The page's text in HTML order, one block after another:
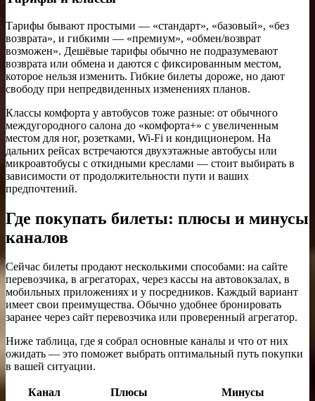
Тарифы бывают простыми — «стандарт», «базовый», «без
возврата», и гибкими — «премиум», «обмен/возврат
возможен». Дешёвые тарифы обычно не подразумевают
возврата или обмена и даются с фиксированным местом,
которое нельзя изменить. Гибкие билеты дорожe, но дают
свободу при непредвиденных изменениях планов.
Классы комфорта у автобусов тоже разные: от обычного
междугородного салона до «комфорта+» с увеличенным
местом для ног, розетками, Wi-Fi и кондиционером. На
дальних рейсах встречаются двухэтажные автобусы или
микроавтобусы с откидными креслами — стоит выбирать в
зависимости от продолжительности пути и ваших
предпочтений.
Где покупать билеты: плюсы и минусы
каналов
Сейчас билеты продают несколькими способами: на сайте
перевозчика, в агрегаторах, через кассы на автовокзалах, в
мобильных приложениях и у посредников. Каждый вариант
имеет свои преимущества. Обычно удобнее бронировать
заранее через сайт перевозчика или проверенный агрегатор.
Ниже таблица, где я собрал основные каналы и что от них
ожидать — это поможет выбрать оптимальный путь покупки
в вашей ситуации.
Канал Плюсы
Минусы